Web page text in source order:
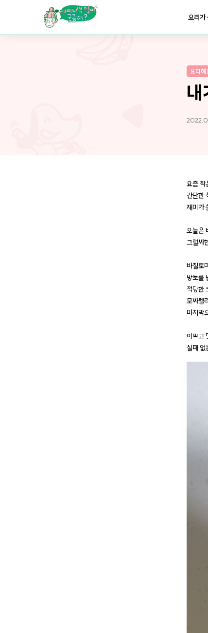
요리가
요리해
내
요즘 작
간단한
재미가
오늘은
그럴싸
바질토
방토를
적당한
모짜렐
마지막
이쁘고
실패 없